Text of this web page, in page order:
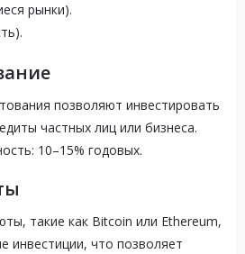
рынки).
позволяют инвестировать
частных лиц или бизнеса.
10–15% годовых.
такие как Bitcoin или Ethereum,
инвестиции, что позволяет